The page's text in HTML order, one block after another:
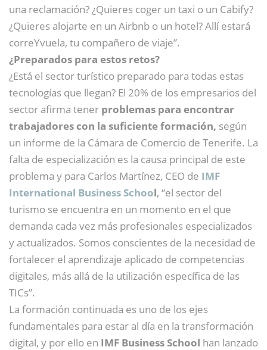
una reclamación? ¿Quieres coger un taxi o un Cabify?
¿Quieres alojarte en un Airbnb o un hotel? Allí estará
correYvuela, tu compañero de viaje”.
¿Preparados para estos retos?
¿Está el sector turístico preparado para todas estas
tecnologías que llegan? El 20% de los empresarios del
sector afirma tener problemas para encontrar
trabajadores con la suficiente formación, según
un informe de la Cámara de Comercio de Tenerife. La
falta de especialización es la causa principal de este
problema y para Carlos Martínez, CEO de IMF
International Business School, “el sector del
turismo se encuentra en un momento en el que
demanda cada vez más profesionales especializados
y actualizados. Somos conscientes de la necesidad de
fortalecer el aprendizaje aplicado de competencias
digitales, más allá de la utilización específica de las
TICs”.
La formación continuada es uno de los ejes
fundamentales para estar al día en la transformación
digital, y por ello en IMF Business School han lanzado